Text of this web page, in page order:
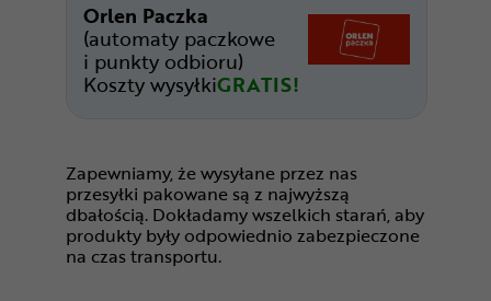
Orlen Paczka
(automaty paczkowe
i punkty odbioru)
Koszty wysyłkiGRATIS!
Zapewniamy, że wysyłane przez nas
przesyłki pakowane są z najwyższą
dbałością. Dokładamy wszelkich starań, aby
produkty były odpowiednio zabezpieczone
na czas transportu.